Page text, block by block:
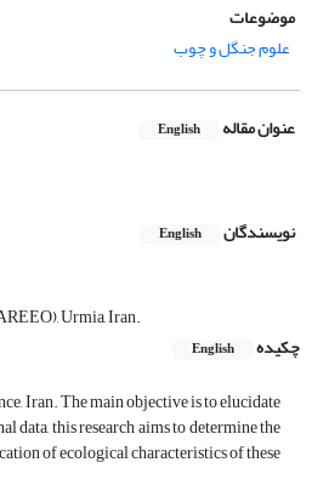
موضوعات
علوم جنگل و چوب
عنوان مقاله English
نویسندگان English
Urmia, Iran.
چکیده
English
Iran. The main objective is to elucidate
this research aims to determine the
of ecological characteristics of these